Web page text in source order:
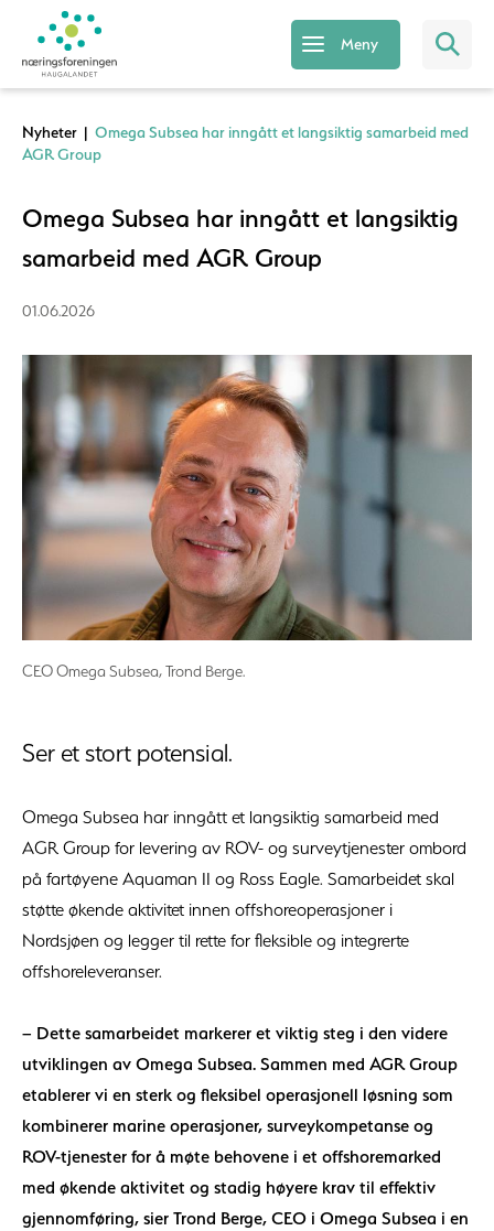
Meny
Nyheter | Omega Subsea har inngått et langsiktig samarbeid med
AGR Group
Omega Subsea har inngått et langsiktig
samarbeid med AGR Group
01.06.2026
CEO Omega Subsea, Trond Berge.
Ser et stort potensial.
Omega Subsea har inngått et langsiktig samarbeid med
AGR Group for levering av ROV- og surveytjenester ombord
på fartøyene Aquaman II og Ross Eagle. Samarbeidet skal
støtte økende aktivitet innen offshoreoperasjoner i
Nordsjøen og legger til rette for fleksible og integrerte
offshoreleveranser.
– Dette samarbeidet markerer et viktig steg i den videre
utviklingen av Omega Subsea. Sammen med AGR Group
etablerer vi en sterk og fleksibel operasjonell løsning som
kombinerer marine operasjoner, surveykompetanse og
ROV-tjenester for å møte behovene i et offshoremarked
med økende aktivitet og stadig høyere krav til effektiv
gjennomføring, sier Trond Berge, CEO i Omega Subsea i en